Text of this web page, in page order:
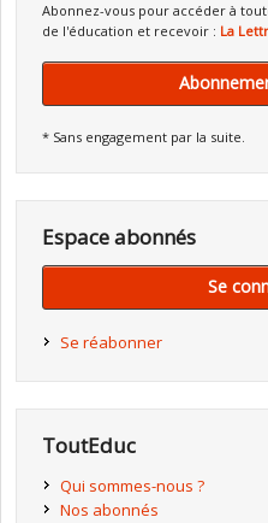
Abonnez-vous pour accéder à
de l'éducation et recevoir : La
* Sans engagement par la suite.
Espace abonnés
Se
Se réabonner
ToutEduc
Qui sommes-nous ?
Nos abonnés